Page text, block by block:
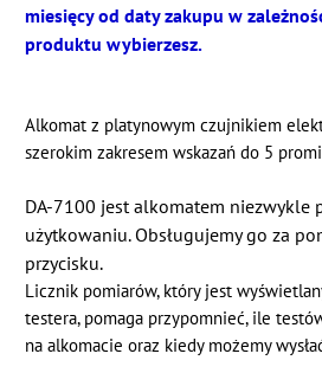
miesięcy od daty zakupu w
produktu wybierzesz.
Alkomat z platynowym czujnikiem
szerokim zakresem wskazań do 5
DA-7100 jest alkomatem niezwykle
użytkowaniu. Obsługujemy go za
przycisku.
Licznik pomiarów, który jest
testera, pomaga przypomnieć, ile
na alkomacie oraz kiedy możemy